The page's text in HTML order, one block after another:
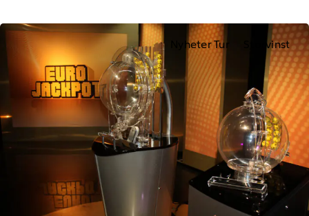
Nyheter Tur Storvinst